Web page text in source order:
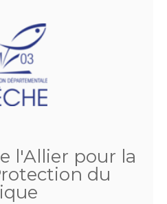
l'Allier pour la
du